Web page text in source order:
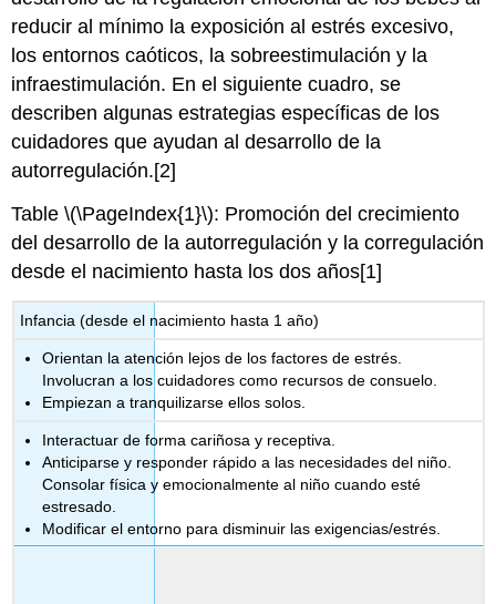
reducir al mínimo la exposición al estrés excesivo,
los entornos caóticos, la sobreestimulación y la
infraestimulación. En el siguiente cuadro, se
describen algunas estrategias específicas de los
cuidadores que ayudan al desarrollo de la
autorregulación.[2]
Table \(\PageIndex{1}\): Promoción del crecimiento
del desarrollo de la autorregulación y la corregulación
desde el nacimiento hasta los dos años[1]
Infancia (desde el nacimiento hasta 1 año)
Orientan la atención lejos de los factores de estrés.
Involucran a los cuidadores como recursos de consuelo.
Empiezan a tranquilizarse ellos solos.
Interactuar de forma cariñosa y receptiva.
Anticiparse y responder rápido a las necesidades del niño.
Consolar física y emocionalmente al niño cuando esté
estresado.
Modificar el entorno para disminuir las exigencias/estrés.